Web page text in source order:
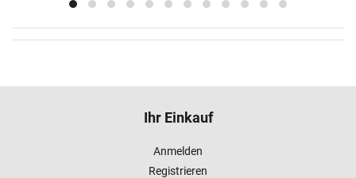
Ihr Einkauf
Anmelden
Registrieren